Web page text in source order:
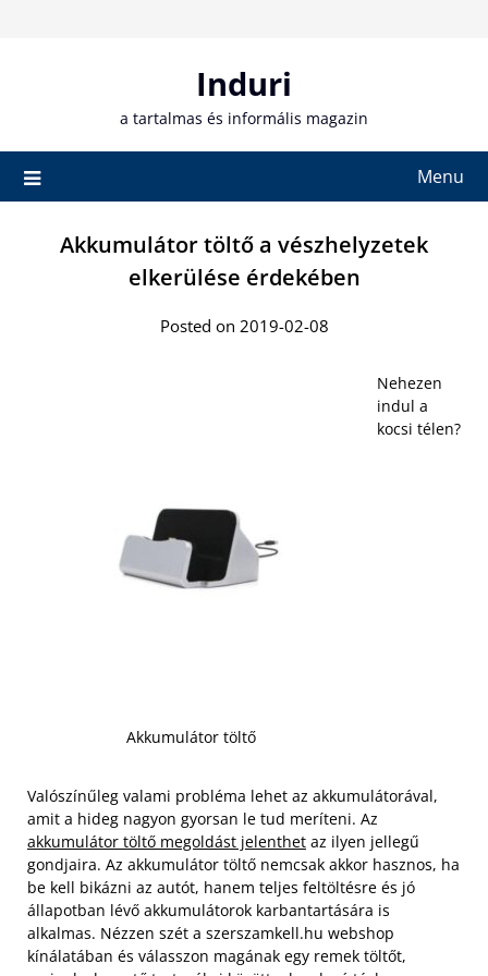
Induri
a tartalmas és informális magazin
Menu
Akkumulátor töltő a vészhelyzetek
elkerülése érdekében
Posted on 2019-02-08
Akkumulátor töltő
Nehezen
indul a
kocsi télen?
Valószínűleg valami probléma lehet az akkumulátorával,
amit a hideg nagyon gyorsan le tud meríteni. Az
akkumulátor töltő megoldást jelenthet az ilyen jellegű
gondjaira. Az akkumulátor töltő nemcsak akkor hasznos, ha
be kell bikázni az autót, hanem teljes feltöltésre és jó
állapotban lévő akkumulátorok karbantartására is
alkalmas. Nézzen szét a szerszamkell.hu webshop
kínálatában és válasszon magának egy remek töltőt,